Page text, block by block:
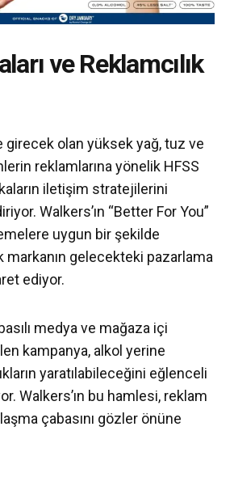
ve Reklamcılık
girecek olan yüksek yağ, tuz ve
reklamlarına yönelik HFSS
iletişim stratejilerini
Walkers’ın “Better For You”
uygun bir şekilde
markanın gelecekteki pazarlama
ediyor.
medya ve mağaza içi
kampanya, alkol yerine
yaratılabileceğini eğlenceli
Walkers’ın bu hamlesi, reklam
çabasını gözler önüne